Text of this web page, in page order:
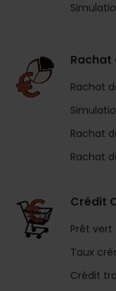
Rachat
Rachat
Rachat
Rachat
Crédit
Prêt vert
Taux
Crédit